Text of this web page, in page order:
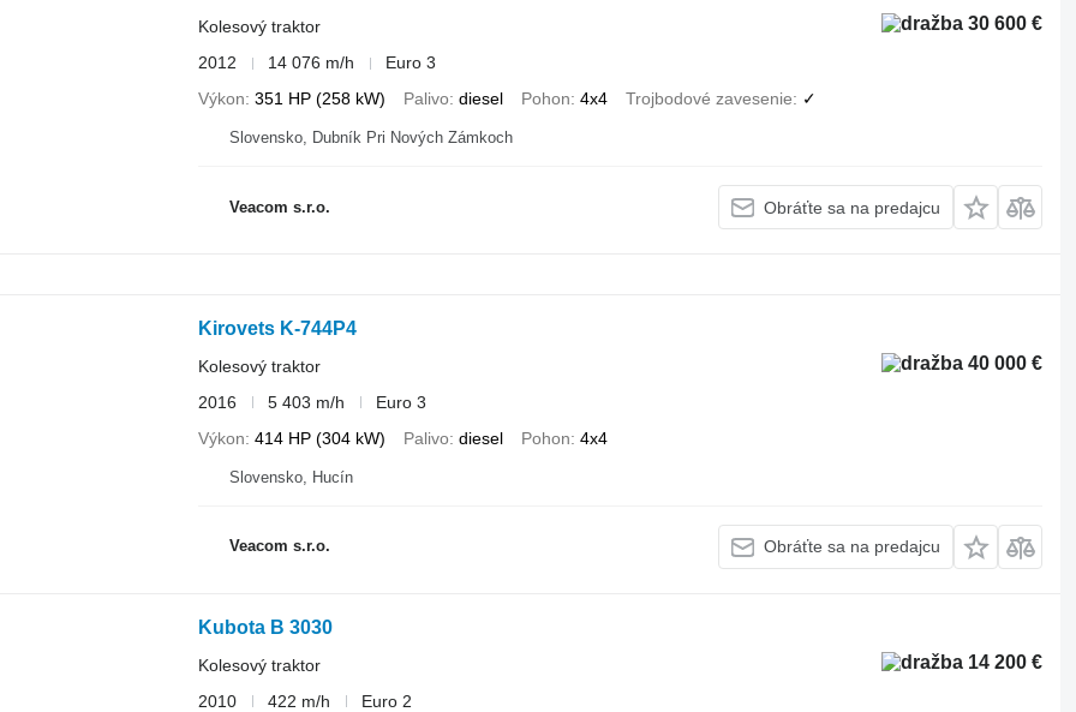
30 600 €
Kolesový traktor
2012
14 076 m/h
Euro 3
Výkon 351 HP (258 kW) Palivo diesel Pohon 4x4 Trojbodové zavesenie ✓
Slovensko, Dubník Pri Nových Zámkoch
Veacom s.r.o. Obráťte sa na predajcu
Kirovets K-744P4
40 000 €
Kolesový traktor
2016
5 403 m/h
Euro 3
Výkon 414 HP (304 kW) Palivo diesel Pohon 4x4
Slovensko, Hucín
Veacom s.r.o. Obráťte sa na predajcu
Kubota B 3030
14 200 €
Kolesový traktor
2010
422 m/h
Euro 2